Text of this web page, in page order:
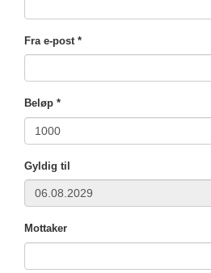
Fra e-post *
Beløp *
Gyldig til
Mottaker